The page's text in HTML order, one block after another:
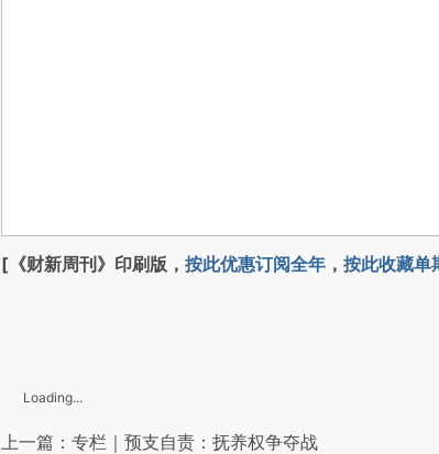
[《财新周刊》印刷版， 按此优惠订阅全年 ， 按此收藏单
Loading...
上一篇：专栏｜预支自责：抚养权争夺战